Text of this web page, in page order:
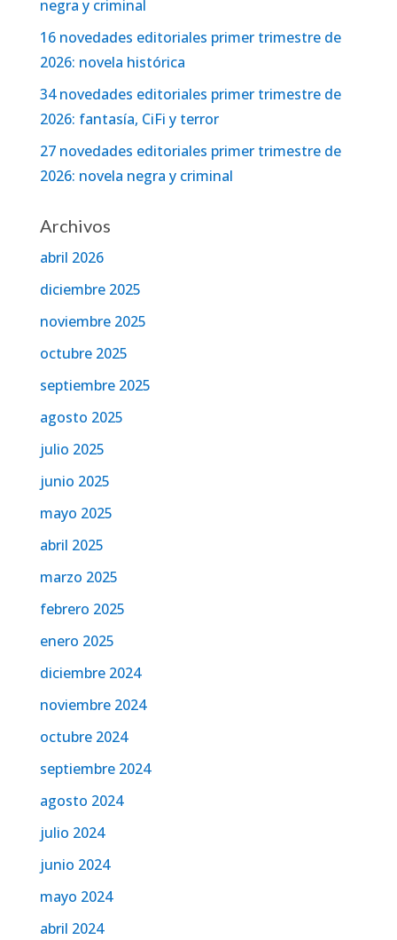
negra y criminal
16 novedades editoriales primer trimestre de
2026: novela histórica
34 novedades editoriales primer trimestre de
2026: fantasía, CiFi y terror
27 novedades editoriales primer trimestre de
2026: novela negra y criminal
Archivos
abril 2026
diciembre 2025
noviembre 2025
octubre 2025
septiembre 2025
agosto 2025
julio 2025
junio 2025
mayo 2025
abril 2025
marzo 2025
febrero 2025
enero 2025
diciembre 2024
noviembre 2024
octubre 2024
septiembre 2024
agosto 2024
julio 2024
junio 2024
mayo 2024
abril 2024